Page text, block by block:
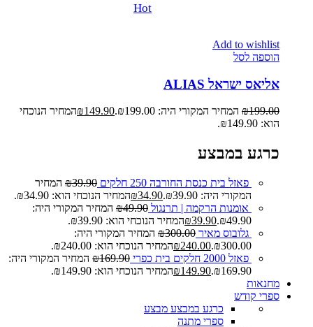
Hot
Add to wishlist
הוספה לסל
אליאס ישראל ALIAS
₪199.00 המחיר המקורי היה: ₪199.00. ₪149.90
המחיר הנוכחי
הוא: ₪149.90.
כרגע במבצע
פאזל בית כנסת החורבה 250 חלקים ₪39.90
המחיר
המקורי היה: ₪39.90.
₪34.90
המחיר הנוכחי הוא: ₪34.90.
אומנות הרקמה | תרנגול
₪49.90
המחיר המקורי היה:
₪49.90.
₪39.90
המחיר הנוכחי הוא: ₪39.90.
גלובוס מאיר
₪300.00
המחיר המקורי היה:
₪300.00.
₪240.00
המחיר הנוכחי הוא: ₪240.00.
פאזל 2000 חלקים בית כפרי
₪169.90
המחיר המקורי היה:
₪169.90.
₪149.90
המחיר הנוכחי הוא: ₪149.90.
מחנאות
ספרי קודש
כרגע במבצע מבצע
ספרי מתנה